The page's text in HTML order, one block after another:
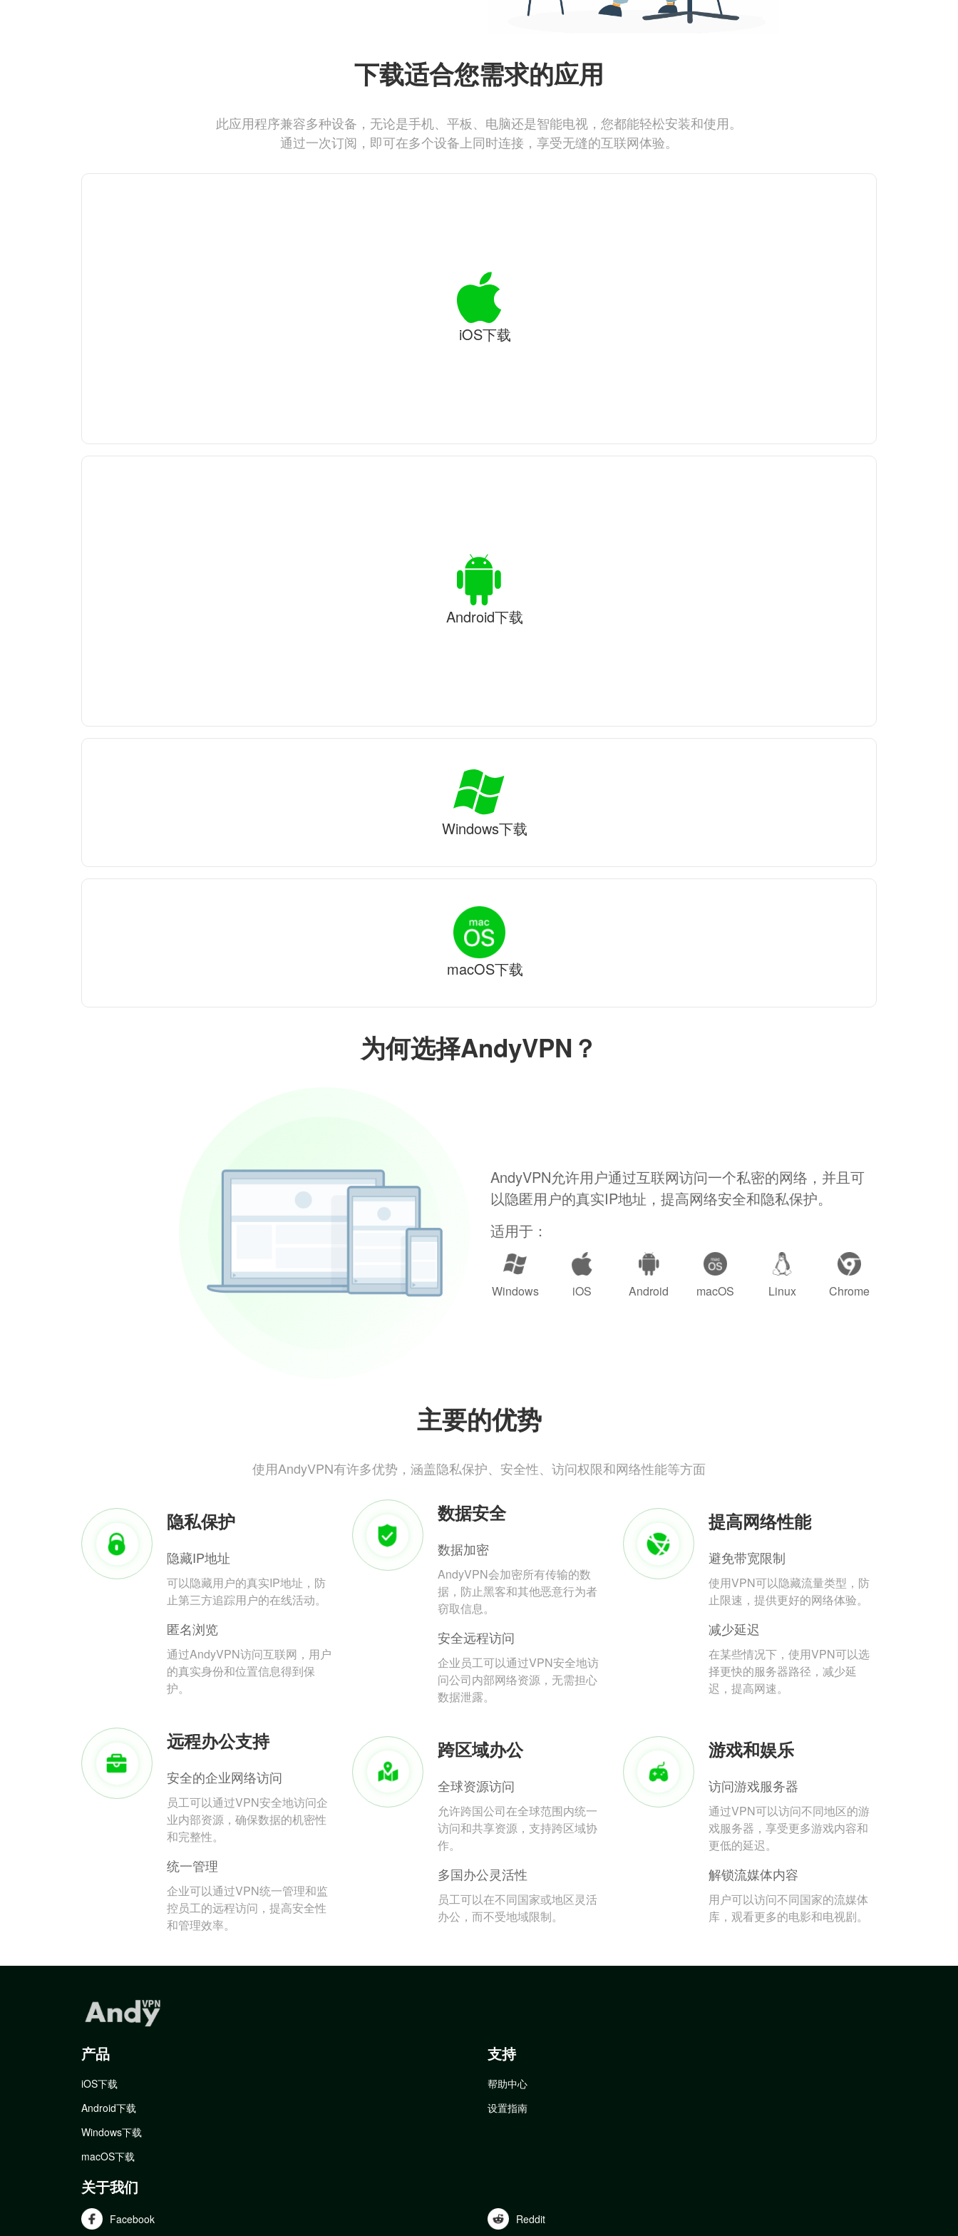
为何选择AndyVPN？
AndyVPN允许用户通过互联网访问一个私密的网络，并且可
以隐匿用户的真实IP地址，提高网络安全和隐私保护。
适用于：
Windows iOS Android macOS Linux Chrome
主要的优势
使用AndyVPN有许多优势，涵盖隐私保护、安全性、访问权限和网络性能等方面
隐私保护
隐藏IP地址
可以隐藏用户的真实IP地址，防
止第三方追踪用户的在线活动。
匿名浏览
通过AndyVPN访问互联网，用户
的真实身份和位置信息得到保
护。
数据安全
数据加密
AndyVPN会加密所有传输的数
据，防止黑客和其他恶意行为者
窃取信息。
安全远程访问
企业员工可以通过VPN安全地访
问公司内部网络资源，无需担心
数据泄露。
提高网络性能
避免带宽限制
使用VPN可以隐藏流量类型，防
止限速，提供更好的网络体验。
减少延迟
在某些情况下，使用VPN可以选
择更快的服务器路径，减少延
迟，提高网速。
远程办公支持
安全的企业网络访问
员工可以通过VPN安全地访问企
业内部资源，确保数据的机密性
和完整性。
统一管理
企业可以通过VPN统一管理和监
控员工的远程访问，提高安全性
和管理效率。
跨区域办公
全球资源访问
允许跨国公司在全球范围内统一
访问和共享资源，支持跨区域协
作。
多国办公灵活性
员工可以在不同国家或地区灵活
办公，而不受地域限制。
游戏和娱乐
访问游戏服务器
通过VPN可以访问不同地区的游
戏服务器，享受更多游戏内容和
更低的延迟。
解锁流媒体内容
用户可以访问不同国家的流媒体
库，观看更多的电影和电视剧。
下载适合您需求的应用
此应用程序兼容多种设备，无论是手机、平板、电脑还是智能电视，您都能轻松安装和使用。
通过一次订阅，即可在多个设备上同时连接，享受无缝的互联网体验。
iOS下载
Android下载
Windows下载
macOS下载
产品
iOS下载
Android下载
Windows下载
macOS下载
支持
帮助中心
设置指南
关于我们
Facebook Reddit